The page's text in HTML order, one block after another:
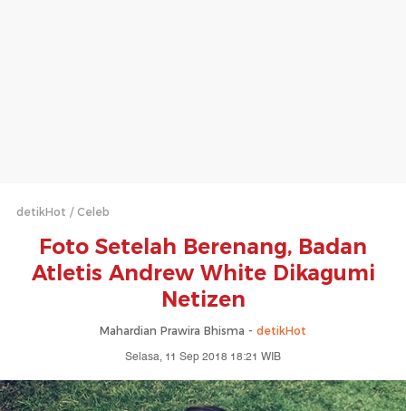
detikHot Celeb
Foto Setelah Berenang, Badan
Atletis Andrew White Dikagumi
Netizen
Mahardian Prawira Bhisma - detikHot
Selasa, 11 Sep 2018 18:21 WIB